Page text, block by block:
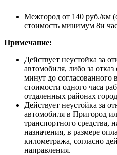
Межгород от 140 руб./км
стоимость минимум 8и
Примечание:
Действует неустойка за
автомобиля, либо за
минут до согласованного
стоимости одного часа
отдаленных районах
Действует неустойка за
автомобиля в Пригород
транспортного средства,
назначения, в размере
километража, согласно
направления.